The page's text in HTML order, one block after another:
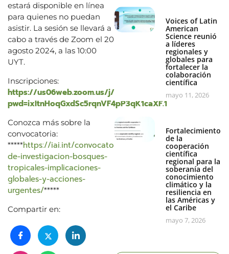
estará disponible en línea
para quienes no puedan
asistir. La sesión se llevará a
cabo a través de Zoom el 20
agosto 2024, a las 10:00
UYT.
Inscripciones:
https://us06web.zoom.us/j/84745690993?
pwd=ixItnHoqGxdSc5rqnVF4pP3qK1caXF.1
Conozca más sobre la
convocatoria:
*****https://iai.int/convocatoria-
de-investigacion-bosques-
tropicales-implicaciones-
globales-y-acciones-
urgentes/*****
Compartir en:
Voices of Latin
American
Science reunió
a líderes
regionales y
globales para
fortalecer la
colaboración
científica
mayo 11, 2026
Fortalecimiento
de la
cooperación
científica
regional para la
soberanía del
conocimiento
climático y la
resiliencia en
las Américas y
el Caribe
mayo 7, 2026